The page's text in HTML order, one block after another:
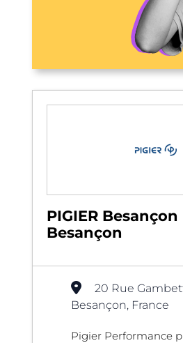
PIGIER
Besançon
20 Rue
Besançon, France
Pigier Performance